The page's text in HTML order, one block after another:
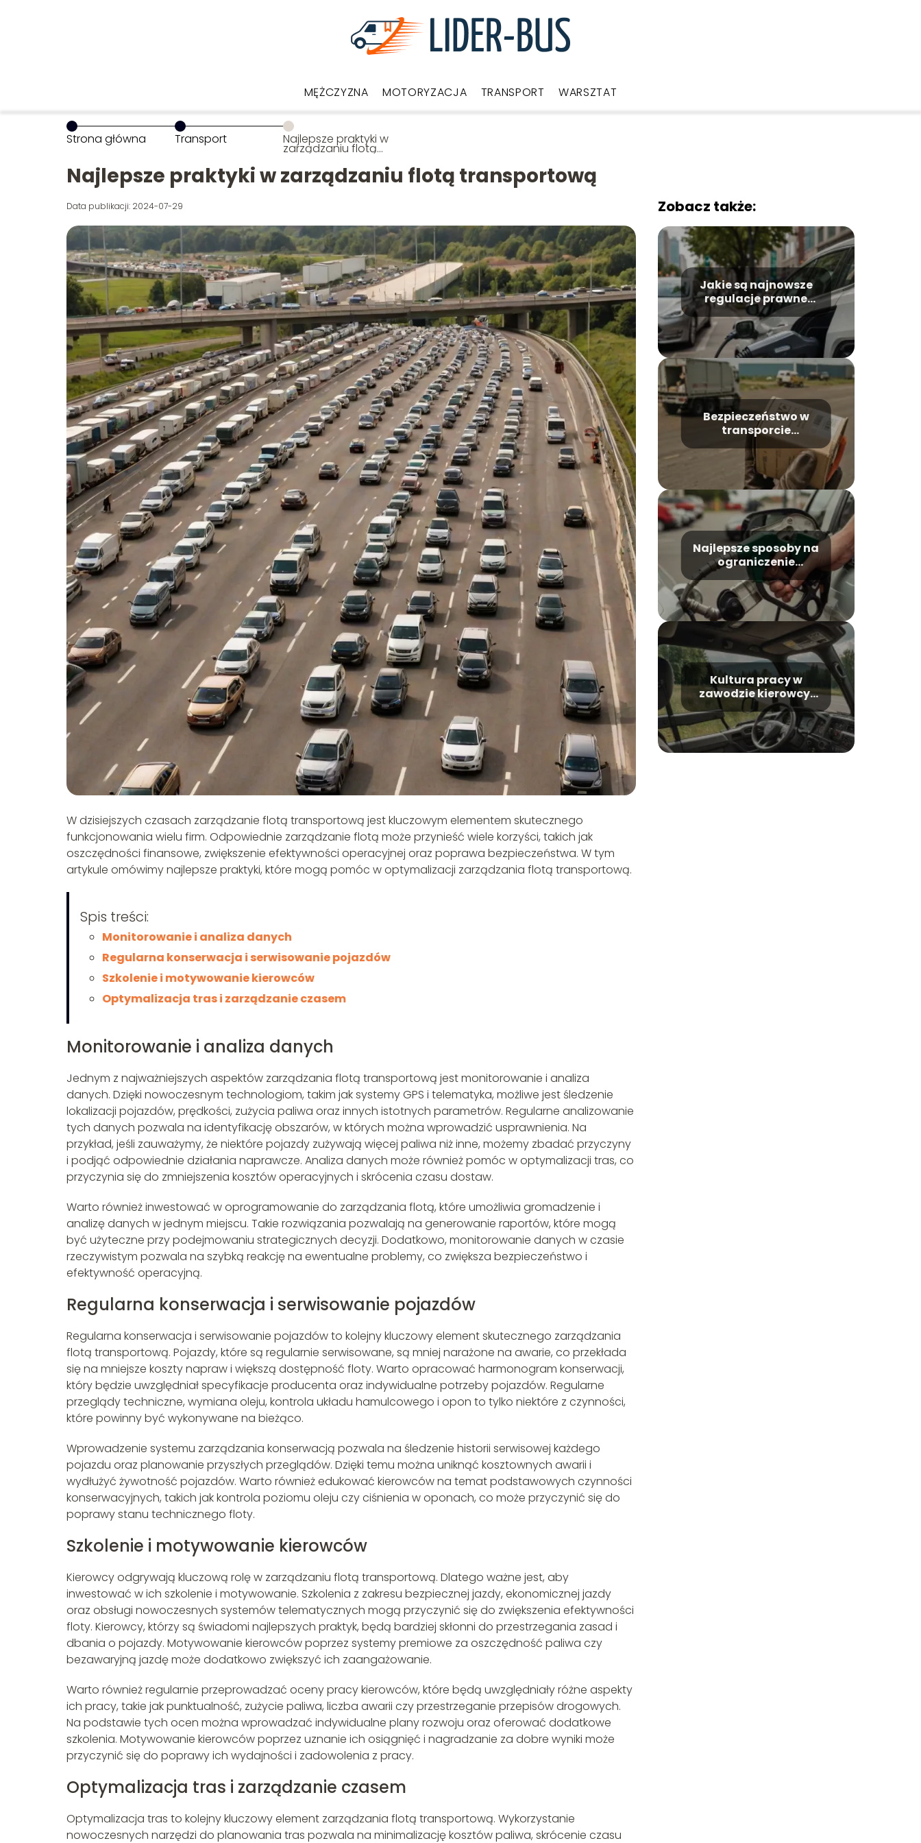
MĘŻCZYZNA MOTORYZACJA TRANSPORT WARSZTAT
Strona główna Transport Najlepsze praktyki w
zarządzaniu flotą
transportową
Najlepsze praktyki w zarządzaniu flotą transportową
Data publikacji: 2024-07-29
W dzisiejszych czasach zarządzanie flotą transportową jest kluczowym elementem skutecznego
funkcjonowania wielu firm. Odpowiednie zarządzanie flotą może przynieść wiele korzyści, takich jak
oszczędności finansowe, zwiększenie efektywności operacyjnej oraz poprawa bezpieczeństwa. W tym
artykule omówimy najlepsze praktyki, które mogą pomóc w optymalizacji zarządzania flotą transportową.
Spis treści:
Monitorowanie i analiza danych
Regularna konserwacja i serwisowanie pojazdów
Szkolenie i motywowanie kierowców
Optymalizacja tras i zarządzanie czasem
Monitorowanie i analiza danych
Jednym z najważniejszych aspektów zarządzania flotą transportową jest monitorowanie i analiza
danych. Dzięki nowoczesnym technologiom, takim jak systemy GPS i telematyka, możliwe jest śledzenie
lokalizacji pojazdów, prędkości, zużycia paliwa oraz innych istotnych parametrów. Regularne analizowanie
tych danych pozwala na identyfikację obszarów, w których można wprowadzić usprawnienia. Na
przykład, jeśli zauważymy, że niektóre pojazdy zużywają więcej paliwa niż inne, możemy zbadać przyczyny
i podjąć odpowiednie działania naprawcze. Analiza danych może również pomóc w optymalizacji tras, co
przyczynia się do zmniejszenia kosztów operacyjnych i skrócenia czasu dostaw.
Warto również inwestować w oprogramowanie do zarządzania flotą, które umożliwia gromadzenie i
analizę danych w jednym miejscu. Takie rozwiązania pozwalają na generowanie raportów, które mogą
być użyteczne przy podejmowaniu strategicznych decyzji. Dodatkowo, monitorowanie danych w czasie
rzeczywistym pozwala na szybką reakcję na ewentualne problemy, co zwiększa bezpieczeństwo i
efektywność operacyjną.
Regularna konserwacja i serwisowanie pojazdów
Regularna konserwacja i serwisowanie pojazdów to kolejny kluczowy element skutecznego zarządzania
flotą transportową. Pojazdy, które są regularnie serwisowane, są mniej narażone na awarie, co przekłada
się na mniejsze koszty napraw i większą dostępność floty. Warto opracować harmonogram konserwacji,
który będzie uwzględniał specyfikacje producenta oraz indywidualne potrzeby pojazdów. Regularne
przeglądy techniczne, wymiana oleju, kontrola układu hamulcowego i opon to tylko niektóre z czynności,
które powinny być wykonywane na bieżąco.
Wprowadzenie systemu zarządzania konserwacją pozwala na śledzenie historii serwisowej każdego
pojazdu oraz planowanie przyszłych przeglądów. Dzięki temu można uniknąć kosztownych awarii i
wydłużyć żywotność pojazdów. Warto również edukować kierowców na temat podstawowych czynności
konserwacyjnych, takich jak kontrola poziomu oleju czy ciśnienia w oponach, co może przyczynić się do
poprawy stanu technicznego floty.
Szkolenie i motywowanie kierowców
Kierowcy odgrywają kluczową rolę w zarządzaniu flotą transportową. Dlatego ważne jest, aby
inwestować w ich szkolenie i motywowanie. Szkolenia z zakresu bezpiecznej jazdy, ekonomicznej jazdy
oraz obsługi nowoczesnych systemów telematycznych mogą przyczynić się do zwiększenia efektywności
floty. Kierowcy, którzy są świadomi najlepszych praktyk, będą bardziej skłonni do przestrzegania zasad i
dbania o pojazdy. Motywowanie kierowców poprzez systemy premiowe za oszczędność paliwa czy
bezawaryjną jazdę może dodatkowo zwiększyć ich zaangażowanie.
Warto również regularnie przeprowadzać oceny pracy kierowców, które będą uwzględniały różne aspekty
ich pracy, takie jak punktualność, zużycie paliwa, liczba awarii czy przestrzeganie przepisów drogowych.
Na podstawie tych ocen można wprowadzać indywidualne plany rozwoju oraz oferować dodatkowe
szkolenia. Motywowanie kierowców poprzez uznanie ich osiągnięć i nagradzanie za dobre wyniki może
przyczynić się do poprawy ich wydajności i zadowolenia z pracy.
Optymalizacja tras i zarządzanie czasem
Optymalizacja tras to kolejny kluczowy element zarządzania flotą transportową. Wykorzystanie
nowoczesnych narzędzi do planowania tras pozwala na minimalizację kosztów paliwa, skrócenie czasu
Zobacz także:
Jakie są najnowsze
regulacje prawne
dotyczące
transportu
drogowego
Bezpieczeństwo w
transporcie
materiałów
niebezpiecznych
Najlepsze sposoby na
ograniczenie
kosztów paliwa w
transporcie
drogowym
Kultura pracy w
zawodzie kierowcy:
Wyzwania i
rozwiązania